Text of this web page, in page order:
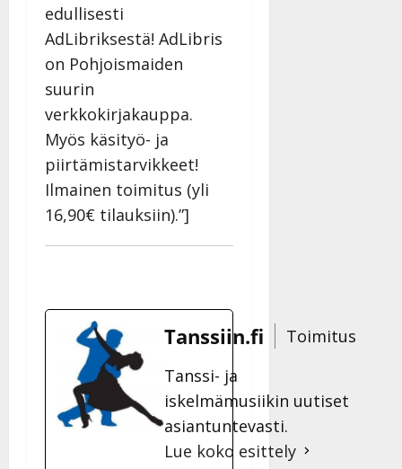
edullisesti
AdLibriksestä! AdLibris
on Pohjoismaiden
suurin
verkkokirjakauppa.
Myös käsityö- ja
piirtämistarvikkeet!
Ilmainen toimitus (yli
16,90€ tilauksiin).”]
Tanssiin.fi
Toimitus
Tanssi- ja
iskelmämusiikin uutiset
asiantuntevasti.
Lue koko esittely